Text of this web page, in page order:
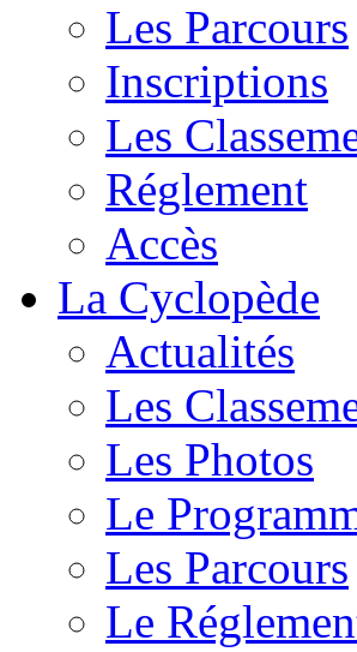
Les Parcours
Inscriptions
Les
Réglement
Accès
La Cyclopède
Actualités
Les
Les Photos
Le
Les Parcours
Le